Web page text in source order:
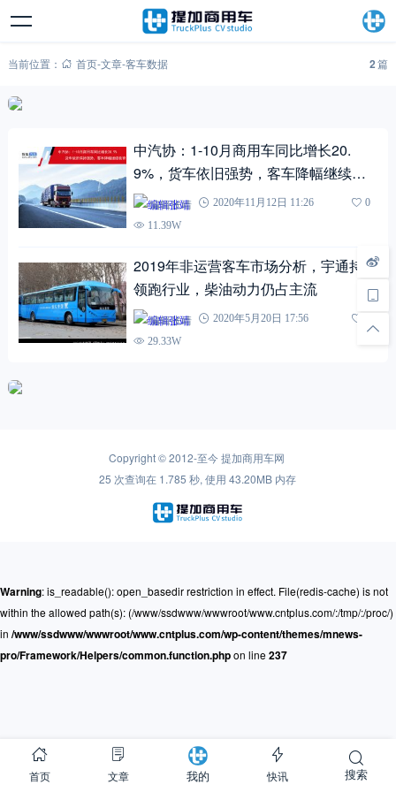
当前位置： 首页-文章-客车数据 2篇
中汽协：1-10月商用车同比增长20.
9%，货车依旧强势，客车降幅继续收
窄编辑张靖 2020年11月12日 11:26
0
11.39W
2019年非运营客车市场分析，宇通持续
领跑行业，柴油动力仍占主流
编辑张靖 2020年5月20日 17:56
29.33W
Copyright © 2012-至今提加商用车网
25 次查询在 1.785 秒, 使用 43.20MB 内存
首页 文章 我的 快讯 搜索
Warning: is_readable(): open_basedir restriction in effect. File(redis-cache) is not
within the allowed path(s): (/www/ssdwww/wwwroot/www.cntplus.com/:/tmp/:/proc/)
in /www/ssdwww/wwwroot/www.cntplus.com/wp-content/themes/mnews-
pro/Framework/Helpers/common.function.phpon line237